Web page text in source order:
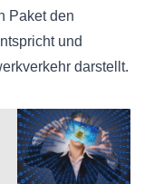
Paket den
und
darstellt.